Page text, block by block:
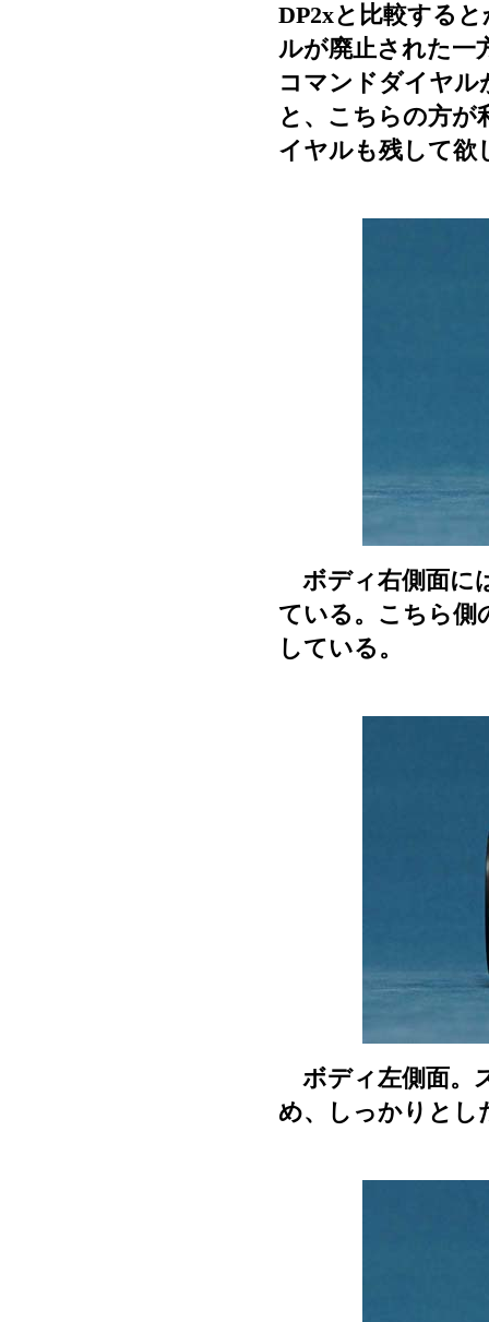
DP2xと比較する
ルが廃止された一
コマンドダイヤル
と、こちらの方が
イヤルも残して欲
ボディ右側面に
ている。こちら側
している。
ボディ左側面。
め、しっかりとし